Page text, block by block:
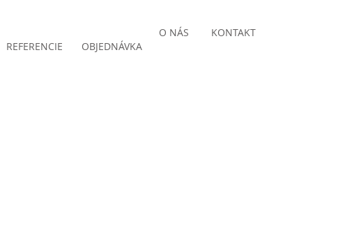
KONTAKT
O NÁS
REFERENCIE OBJEDNÁVKA